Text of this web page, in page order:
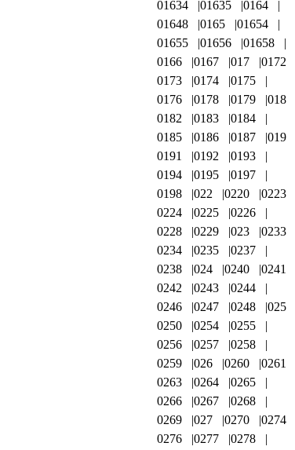
01634
01635
0164
01648
0165
01654
01655
01656
01658
0166
0167 017
0172
0173
0174
0175
0176
0178 0179
018
0182
0183
0184
0185
0186 0187
019
0191
0192
0193
0194
0195
0197
0198
022 0220
0223
0224
0225
0226
0228
0229 023
0233
0234
0235
0237
0238
024 0240
0241
0242
0243
0244
0246
0247 0248
025
0250
0254
0255
0256
0257
0258
0259
026 0260
0261
0263
0264
0265
0266
0267
0268
0269
027 0270
0274
0276
0277
0278